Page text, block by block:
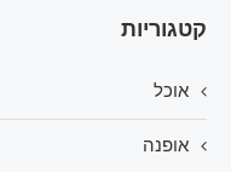
קטגוריות
אוכל
אופנה